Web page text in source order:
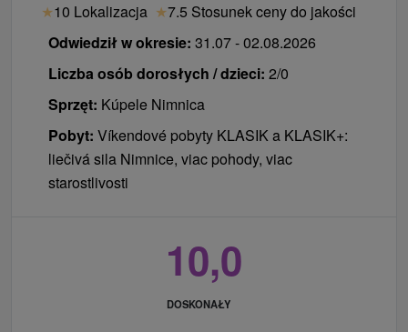
★10 Lokalizacja ★7.5 Stosunek ceny do jakości
Odwiedził w okresie: 31.07 - 02.08.2026
Liczba osób dorosłych / dzieci: 2/0
Sprzęt: Kúpele Nimnica
Pobyt: Víkendové pobyty KLASIK a KLASIK+:
liečivá sila Nimnice, viac pohody, viac
starostlivosti
10,0
DOSKONAŁY